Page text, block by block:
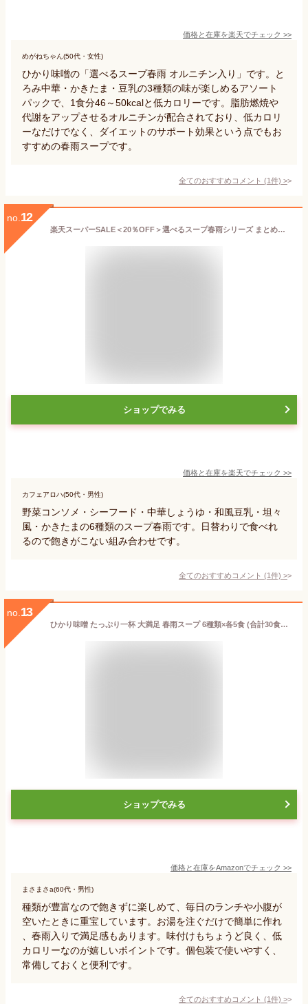
価格と在庫を楽天でチェック >>
めがねちゃん(50代・女性)
ひかり味噌の「選べるスープ春雨 オルニチン入り」です。と
ろみ中華・かきたま・豆乳の3種類の味が楽しめるアソート
パックで、1食分46～50kcalと低カロリーです。脂肪燃焼や
代謝をアップさせるオルニチンが配合されており、低カロリ
ーなだけでなく、ダイエットのサポート効果という点でもお
すすめの春雨スープです。
全てのおすすめコメント (1件) >
no. 12
楽天スーパーSALE＜20％OFF＞選べるスープ春雨シリーズ まとめ買い 計84食分【4種×各2袋】6種のスープ 減塩5種の野菜 スパイシーHOT ラーメン風はるさめスープ インスタント 即席 時短 ランチ 夜食 春雨スープ はるさめ インスタント 即席 低カロリー かきたま 坦々
ショップでみる
価格と在庫を楽天でチェック >>
カフェアロハ(50代・男性)
野菜コンソメ・シーフード・中華しょうゆ・和風豆乳・坦々
風・かきたまの6種類のスープ春雨です。日替わりで食べれ
るので飽きがこない組み合わせです。
全てのおすすめコメント (1件) >
no. 13
ひかり味噌 たっぷり一杯 大満足 春雨スープ 6種類×各5食 (合計30食入) コストコ 即席スープ インスタント 低カロリー 個包装 ＜大容量＞ まとめ買い ランチ 夜食
ショップでみる
価格と在庫をAmazonでチェック >>
まさまさa(60代・男性)
種類が豊富なので飽きずに楽しめて、毎日のランチや小腹が
空いたときに重宝しています。お湯を注ぐだけで簡単に作れ
、春雨入りで満足感もあります。味付けもちょうど良く、低
カロリーなのが嬉しいポイントです。個包装で使いやすく、
常備しておくと便利です。
全てのおすすめコメント (1件) >